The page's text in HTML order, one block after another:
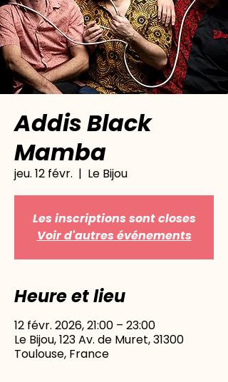
Addis Black
Mamba
jeu. 12 févr.
  |
Le Bijou
Les inscriptions sont closes
Voir d'autres événements
Heure et lieu
12 févr. 2026, 21:00 – 23:00
Le Bijou, 123 Av. de Muret, 31300
Toulouse, France